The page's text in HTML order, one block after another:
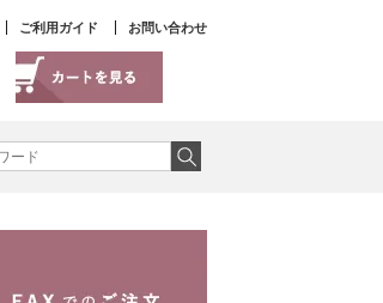
ご利用ガイド お問い合わせ